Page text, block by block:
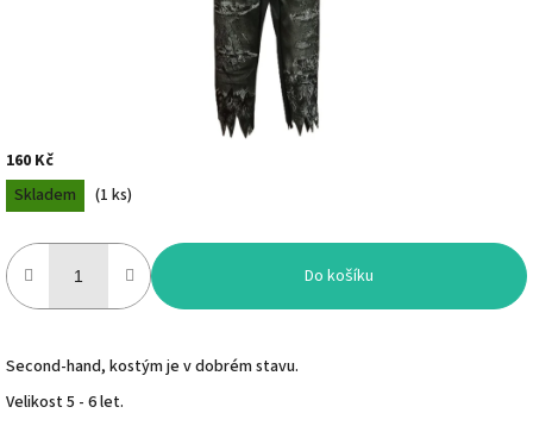
160 Kč
Měrná
cena:
Skladem (1 ks)
Do košíku
Second-hand, kostým je v dobrém stavu.
Velikost 5 - 6 let.